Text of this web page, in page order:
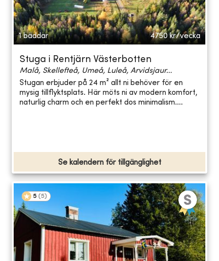
1 bäddar 4750 kr/vecka
Stuga i Rentjärn Västerbotten
Malå, Skellefteå, Umeå, Luleå, Arvidsjaur...
Stugan erbjuder på 24 m² allt ni behöver för en
mysig tillflyktsplats. Här möts ni av modern komfort,
naturlig charm och en perfekt dos minimalism....
Se kalendern för tillgänglighet
5 (5)